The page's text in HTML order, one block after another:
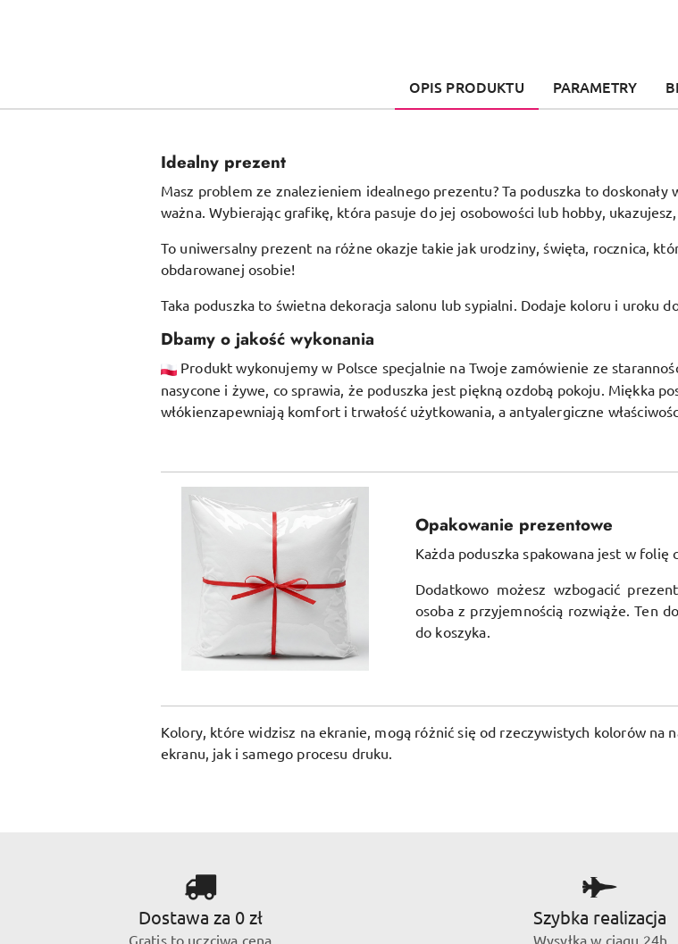
OPIS PRODUKTU PARAMETRY
Idealny prezent
Masz problem ze znalezieniem idealnego prezentu? Ta poduszka to
ważna. Wybierając grafikę, która pasuje do jej osobowości lub hobby,
To uniwersalny prezent na różne okazje takie jak urodziny, święta, rocznica,
obdarowanej osobie!
Taka poduszka to świetna dekoracja salonu lub sypialni. Dodaje koloru i uroku
Dbamy o jakość wykonania
Produkt wykonujemy w Polsce specjalnie na Twoje zamówienie ze
nasycone i żywe, co sprawia, że poduszka jest piękną ozdobą pokoju. Miękka
włókienzapewniają komfort i trwałość użytkowania, a antyalergiczne
Opakowanie prezentowe
Każda poduszka spakowana jest w
Dodatkowo możesz wzbogacić
osoba z przyjemnością rozwiąże. Ten
do koszyka.
Kolory, które widzisz na ekranie, mogą różnić się od rzeczywistych kolorów na
ekranu, jak i samego procesu druku.
Dostawa za 0 zł
Gratis to uczciwa cena
Szybka realizacja
Wysyłka w ciągu 24h